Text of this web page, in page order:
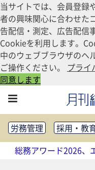
当サイトでは、会員登録
者の興味関心に合わせた
告配信・測定、広告配信
Cookieを利用します。
中のウェブブラウザのヘ
ご操作ください。 プライ
同意します
労務管理 採用・教
健康経営
働き方改
法務・コンプライアン
総務アワード2026、